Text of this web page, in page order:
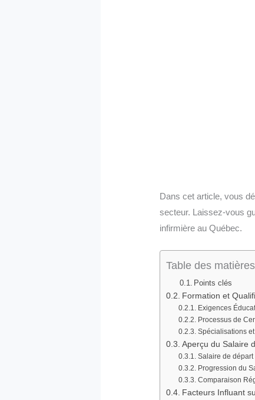
Dans cet article, vous
secteur. Laissez-vous
infirmière au Québec.
Table des matières
Points clés
Formation et
Exigences
Processus de
Spécialisations
Aperçu du Salaire
Salaire de départ
Progression du
Comparaison
Facteurs Influant